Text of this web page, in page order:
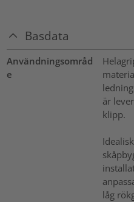
Basdata
Användningsområd
e
är
klipp.
låg